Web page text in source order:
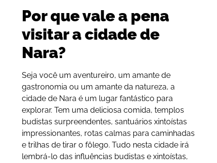
Por que vale a pena
visitar a cidade de
Nara?
Seja você um aventureiro, um amante de
gastronomia ou um amante da natureza, a
cidade de Nara é um lugar fantástico para
explorar. Tem uma deliciosa comida, templos
budistas surpreendentes, santuários xintoístas
impressionantes, rotas calmas para caminhadas
e trilhas de tirar o fôlego. Tudo nesta cidade irá
lembrá-lo das influências budistas e xintoístas,